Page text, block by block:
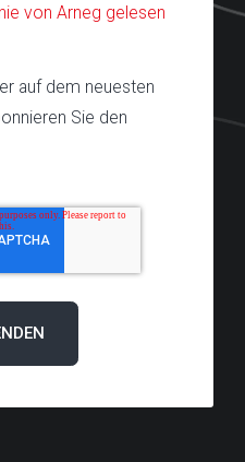
von Arneg gelesen
auf dem neuesten
Sie den